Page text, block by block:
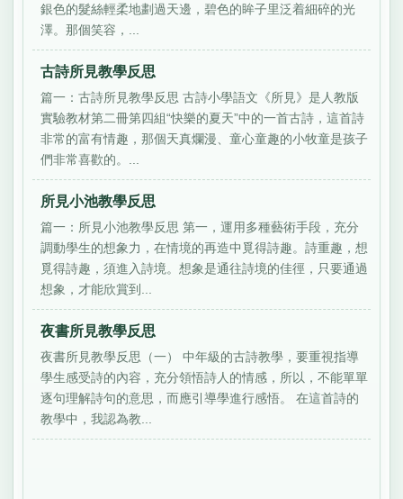
銀色的髮絲輕柔地劃過天邊，碧色的眸子里泛着細碎的光
澤。那個笑容，...
古詩所見教學反思
篇一：古詩所見教學反思 古詩小學語文《所見》是人教版
實驗教材第二冊第四組“快樂的夏天”中的一首古詩，這首詩
非常的富有情趣，那個天真爛漫、童心童趣的小牧童是孩子
們非常喜歡的。...
所見小池教學反思
篇一：所見小池教學反思 第一，運用多種藝術手段，充分
調動學生的想象力，在情境的再造中覓得詩趣。詩重趣，想
覓得詩趣，須進入詩境。想象是通往詩境的佳徑，只要通過
想象，才能欣賞到...
夜書所見教學反思
夜書所見教學反思（一） 中年級的古詩教學，要重視指導
學生感受詩的內容，充分領悟詩人的情感，所以，不能單單
逐句理解詩句的意思，而應引導學進行感悟。 在這首詩的
教學中，我認為教...